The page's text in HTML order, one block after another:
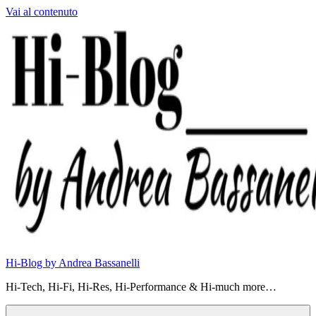
Vai al contenuto
Hi-Blog by Andrea Bassanelli
Hi-Tech, Hi-Fi, Hi-Res, Hi-Performance & Hi-much more…